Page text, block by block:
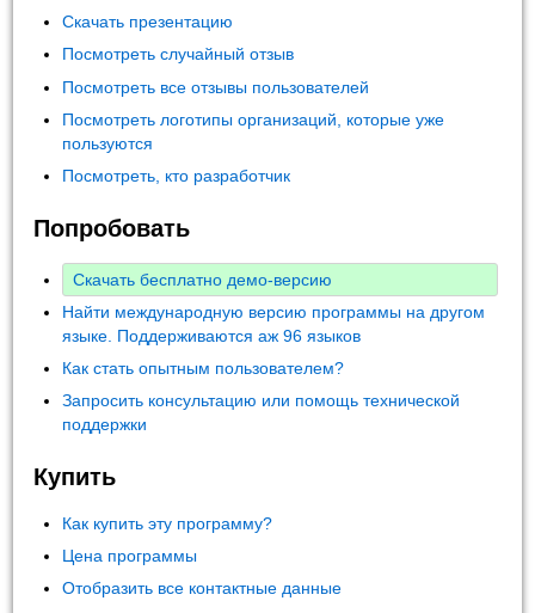
Скачать презентацию
Посмотреть случайный отзыв
Посмотреть все отзывы пользователей
Посмотреть логотипы организаций, которые уже
пользуются
Посмотреть, кто разработчик
Попробовать
Скачать бесплатно демо-версию
Найти международную версию программы на другом
языке. Поддерживаются аж 96 языков
Как стать опытным пользователем?
Запросить консультацию или помощь технической
поддержки
Купить
Как купить эту программу?
Цена программы
Отобразить все контактные данные